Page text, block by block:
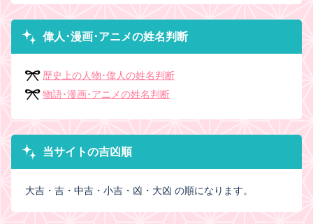
偉人･漫画･アニメの姓名判断
歴史上の人物･偉人の姓名判断
物語･漫画･アニメの姓名判断
当サイトの吉凶順
大吉・吉・中吉・小吉・凶・大凶 の順になります。